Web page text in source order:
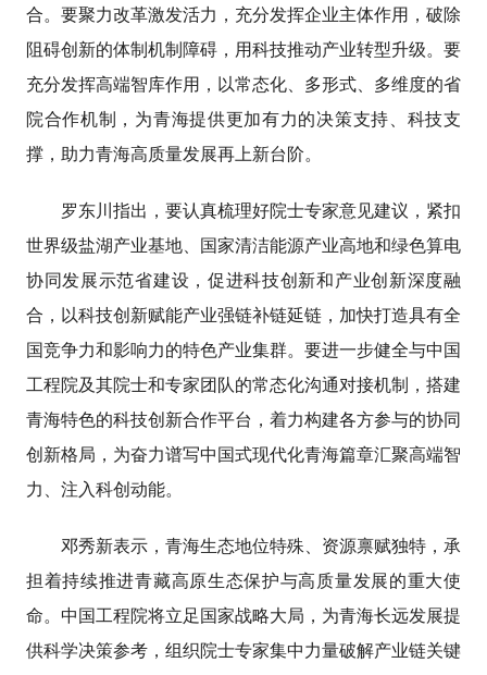
合。要聚力改革激发活力，充分发挥企业主体作用，破除
阻碍创新的体制机制障碍，用科技推动产业转型升级。要
充分发挥高端智库作用，以常态化、多形式、多维度的省
院合作机制，为青海提供更加有力的决策支持、科技支
撑，助力青海高质量发展再上新台阶。
罗东川指出，要认真梳理好院士专家意见建议，紧扣
世界级盐湖产业基地、国家清洁能源产业高地和绿色算电
协同发展示范省建设，促进科技创新和产业创新深度融
合，以科技创新赋能产业强链补链延链，加快打造具有全
国竞争力和影响力的特色产业集群。要进一步健全与中国
工程院及其院士和专家团队的常态化沟通对接机制，搭建
青海特色的科技创新合作平台，着力构建各方参与的协同
创新格局，为奋力谱写中国式现代化青海篇章汇聚高端智
力、注入科创动能。
邓秀新表示，青海生态地位特殊、资源禀赋独特，承
担着持续推进青藏高原生态保护与高质量发展的重大使
命。中国工程院将立足国家战略大局，为青海长远发展提
供科学决策参考，组织院士专家集中力量破解产业链关键